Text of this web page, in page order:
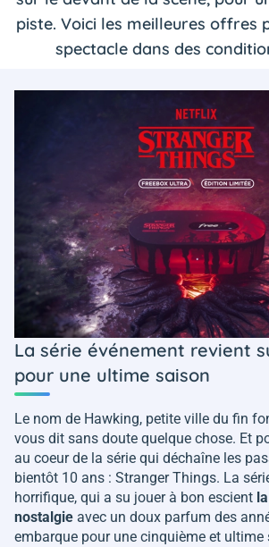
piste. Voici les meilleures offres
spectacle dans des
La série événement revient
pour une ultime saison
Le nom de Hawking, petite ville du fin
vous dit sans doute quelque chose. Et
au coeur de la série qui déchaîne les
bientôt 10 ans : Stranger Things. La
horrifique, qui a su jouer à bon escient
nostalgie avec un doux parfum des
embarque pour une cinquième et ultime